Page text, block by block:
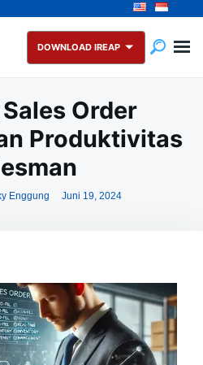
DOWNLOAD IREAP
Order
Produktivitas
Enggung Juni 19, 2024